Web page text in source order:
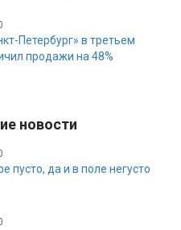
Петербург» в третьем
продажи на 48%
новости
пусто, да и в поле негусто